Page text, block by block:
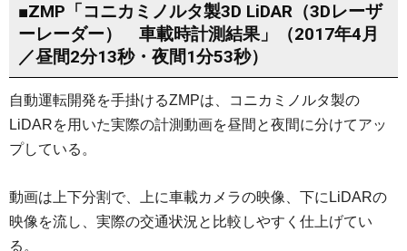
■ZMP「コニカミノルタ製3D LiDAR（3Dレーザ
ーレーダー） 車載時計測結果」（2017年4月
／昼間2分13秒・夜間1分53秒）
自動運転開発を手掛けるZMPは、コニカミノルタ製の
LiDARを用いた実際の計測動画を昼間と夜間に分けてアッ
プしている。
動画は上下分割で、上に車載カメラの映像、下にLiDARの
映像を流し、実際の交通状況と比較しやすく仕上げてい
る。